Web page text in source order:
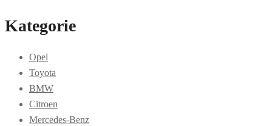
Kategorie
Opel
Toyota
BMW
Citroen
Mercedes-Benz